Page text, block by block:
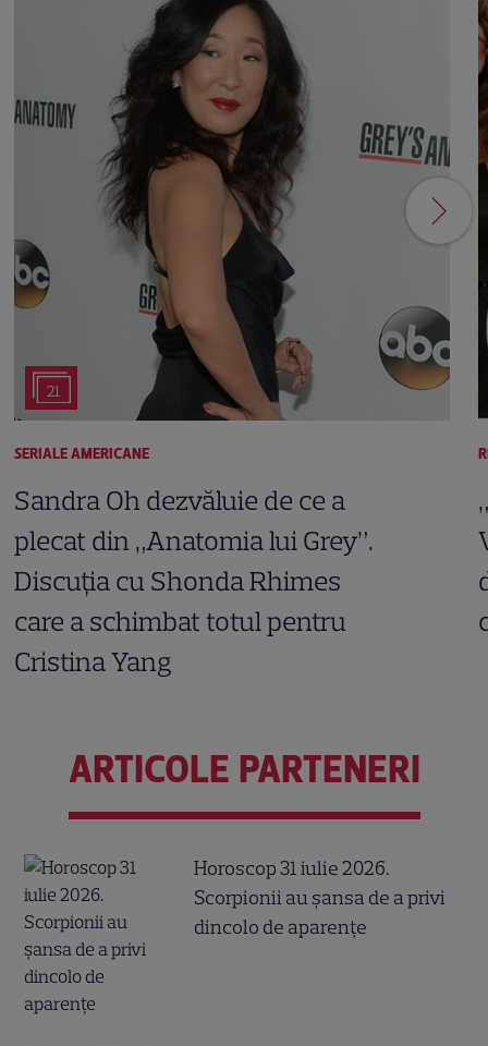
21
SERIALE AMERICANE
Sandra Oh dezvăluie de ce a
plecat din „Anatomia lui Grey”.
Discuția cu Shonda Rhimes
care a schimbat totul pentru
Cristina Yang
ARTICOLE PARTENERI
Horoscop 31 iulie 2026.
Scorpionii au șansa de a privi
dincolo de aparențe